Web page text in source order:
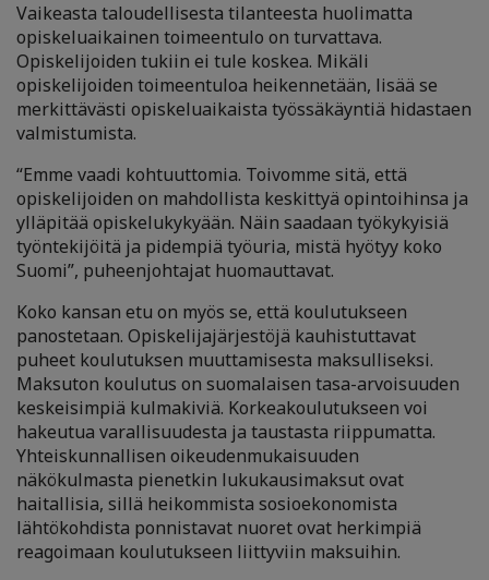
Vaikeasta taloudellisesta tilanteesta huolimatta
opiskeluaikainen toimeentulo on turvattava.
Opiskelijoiden tukiin ei tule koskea. Mikäli
opiskelijoiden toimeentuloa heikennetään, lisää se
merkittävästi opiskeluaikaista työssäkäyntiä hidastaen
valmistumista.
“Emme vaadi kohtuuttomia. Toivomme sitä, että
opiskelijoiden on mahdollista keskittyä opintoihinsa ja
ylläpitää opiskelukykyään. Näin saadaan työkykyisiä
työntekijöitä ja pidempiä työuria, mistä hyötyy koko
Suomi”, puheenjohtajat huomauttavat.
Koko kansan etu on myös se, että koulutukseen
panostetaan. Opiskelijajärjestöjä kauhistuttavat
puheet koulutuksen muuttamisesta maksulliseksi.
Maksuton koulutus on suomalaisen tasa-arvoisuuden
keskeisimpiä kulmakiviä. Korkeakoulutukseen voi
hakeutua varallisuudesta ja taustasta riippumatta.
Yhteiskunnallisen oikeudenmukaisuuden
näkökulmasta pienetkin lukukausimaksut ovat
haitallisia, sillä heikommista sosioekonomista
lähtökohdista ponnistavat nuoret ovat herkimpiä
reagoimaan koulutukseen liittyviin maksuihin.